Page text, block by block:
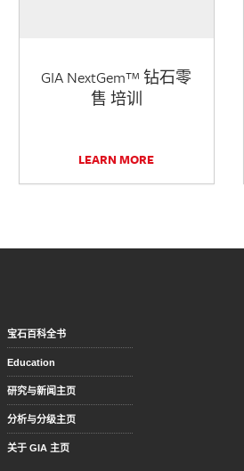
GIA NextGem™ 钻石零
售 培训
LEARN MORE
宝石百科全书
Education
研究与新闻主页
分析与分级主页
关于 GIA 主页